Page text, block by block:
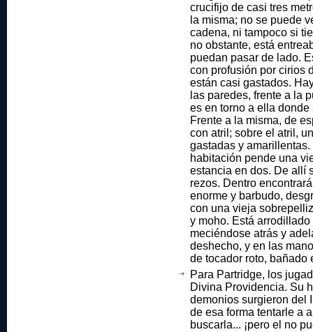
crucifijo de casi tres
la misma; no se puede
cadena, ni tampoco si
no obstante, está
puedan pasar de lado.
con profusión por cirios
están casi gastados.
las paredes, frente a la
es en torno a ella
Frente a la misma, de
con atril; sobre el atril,
gastadas y
habitación pende una
estancia en dos. De allí
rezos. Dentro
enorme y barbudo,
con una vieja
y moho. Está
meciéndose atrás y
deshecho, y en las
de tocador roto, bañado
Para Partridge, los
Divina Providencia. Su
demonios surgieron del
de esa forma tentarle a
buscarla... ¡pero el no